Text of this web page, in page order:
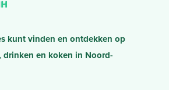
kunt vinden en ontdekken op
drinken en koken in Noord-